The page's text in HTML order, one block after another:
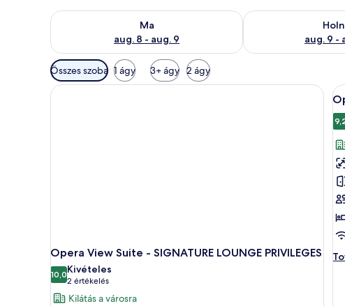
Ma
aug. 8 - aug. 9
A ma esti rendelkezésre állás ellenőrzése: aug. 8 - aug. 9
aug. 9 -
A holnapi
Szobákhoz
rendelkezésre
álló
Összes szoba 1 ágy 3+ ágy 2 ágy
Opera View Suite - SIGNATURE LOUNGE PRIVILEGES
10,010-ből 10,0
Kivételes
2 értékelés
(2
értékelés)
Kilátás a városra
A